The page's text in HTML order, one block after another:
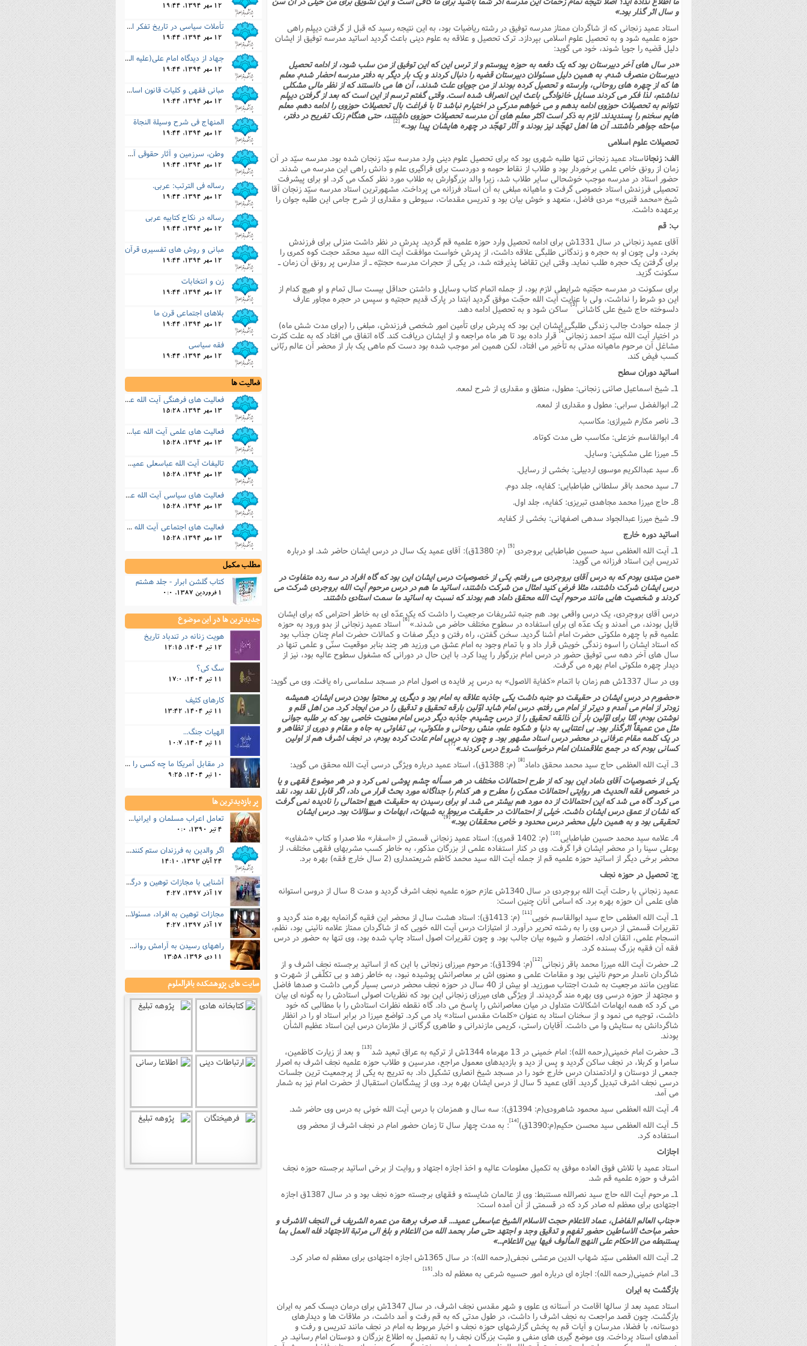
نصیریه (شیعی)
سایر فرق شیعی
و سال اثر گذار بود.»
استاد عمید زنجانى که از شاگردان ممتاز مدرسه توفیق در رشته ریاضیات بود، به این نتیجه رسید که قبل از گرفتن دیپلم راهى
حوزه علمیه شود و به تحصیل علوم اسلامى بپردازد. ترک تحصیل و علاقه به علوم دینى باعث گردید اساتید مدرسه توفیق از ایشان
دلیل قضیه را جویا شوند، خود مى گوید:
«در سال هاى آخر دبیرستان بود که یک دفعه به حوزه پیوستم و از ترس این که این توفیق از من سلب شود، از ادامه تحصیل
دبیرستان منصرف شدم. به همین دلیل مسئولان دبیرستان قضیه را دنبال کردند و یک بار دیگر به دفتر مدرسه احضار شدم. معلم
ها که از چهره هاى روحانى، وارسته و تحصیل کرده بودند از من جویاى علت شدند.، آن ها مى دانستند که از نظر مالى مشکلى
نداشتم، لذا فکر مى کردند مسایل خانوادگى باعث این انصراف شده است. وقتى گفتم ترسم از این است که بعد از گرفتن دیپلم
نتوانم به تحصیلات حوزوى ادامه بدهم و مى خواهم مدرکى در اختیارم نباشد تا با فراغت بال تحصیلات حوزوى را ادامه دهم. معلم
هایم سخنم را پسندیدند. لازم به ذکر است اکثر معلم هاى آن مدرسه تحصیلات حوزوى داشتند، حتى هنگام زنگ تفریح در دفتر،
مباحثه جواهر داشتند. آن ها اهل تهجّد نیز بودند و آثار تهجّد در چهره هایشان پیدا بود.»[2]
تحصیلات علوم اسلامى
الف: زنجاناستاد عمید زنجانى تنها طلبه شهرى بود که براى تحصیل علوم دینى وارد مدرسه سیّد زنجان شده بود. مدرسه سیّد در آن
زمان از رونق خاص علمى برخوردار بود و طلاب از نقاط حومه و دوردست براى فراگیرى علم و دانش راهى این مدرسه مى شدند.
حضور استاد در مدرسه موجب خوشحالى سایر طلاب شد، زیرا والد بزرگوارش به طلاب مورد نظر کمک مى کرد. او براى پیشرفت
تحصیلى فرزندش استاد خصوصى گرفت و ماهیانه مبلغى به آن استاد فرزانه مى پرداخت. مشهورترین استاد مدرسه سیّد زنجان آقا
شیخ «محمد قنبرى» مردى فاضل، متعهد و خوش بیان بود و تدریس مقدمات، سیوطى و مقدارى از شرح جامى این طلبه جوان را
برعهده داشت.
ب: قم
آقاى عمید زنجانى در سال 1331ش براى ادامه تحصیل وارد حوزه علمیه قم گردید. پدرش در نظر داشت منزلى براى فرزندش
بخرد، ولى چون او به حجره و زندگانى طلبگى علاقه داشت، از پدرش خواست موافقت آیت الله سید محمّد حجت کوه کمرى را
براى گرفتن یک حجره طلب نماید. وقتى این تقاضا پذیرفته شد، در یکى از حجرات مدرسه حجتیّه ـ از مدارس پر رونق آن زمان ـ
سکونت گزید.
براى سکونت در مدرسه حجّتیه شرایطى لازم بود، از جمله اتمام کتاب وسایل و داشتن حداقل بیست سال تمام و او هیچ کدام از
این دو شرط را نداشت، ولى با عنایت آیت الله حجّت موفق گردید ابتدا در پارک قدیم حجتیه و سپس در حجره مجاور عارف
دلسوخته حاج شیخ على کاشانى[3]
ساکن شود و به تحصیل ادامه دهد.
از جمله حوادث جالب زندگى طلبگى ایشان این بود که پدرش براى تأمین امور شخصى فرزندش، مبلغى را (براى مدت شش ماه)
در اختیار آیت الله سیّد احمد زنجانى[4]
قرار داده بود تا هر ماه مراجعه و از ایشان دریافت کند. گاه اتفاق مى افتاد که به علت کثرت
مشاغل آن مرحوم ماهیانه مدتى به تأخیر مى افتاد، لکن همین امر موجب شده بود دست کم ماهى یک بار از محضر آن عالم ربّانى
کسب فیض کند.
اساتید دوران سطح
1ـ شیخ اسماعیل صائنى زنجانى: مطول، منطق و مقدارى از شرح لمعه.
2ـ ابوالفضل سرابى: مطول و مقدارى از لمعه.
3ـ ناصر مکارم شیرازى: مکاسب.
4ـ ابوالقاسم خزعلى: مکاسب طى مدت کوتاه.
5ـ میرزا على مشکینى: وسایل.
6ـ سید عبدالکریم موسوى اردبیلى: بخشى از رسایل.
7ـ سید محمد باقر سلطانى طباطبایى: کفایه، جلد دوم.
8ـ حاج میرزا محمد مجاهدى تبریزى: کفایه، جلد اول.
9ـ شیخ میرزا عبدالجواد سدهى اصفهانى: بخشى از کفایه.
اساتید دوره خارج
1ـ آیت الله العظمى سید حسین طباطبایى بروجردى
[5]
(م: 1380ق): آقاى عمید یک سال در درس ایشان حاضر شد. او درباره
تدریس این استاد فرزانه مى گوید:
«من مبتدى بودم که به درس آقاى بروجردى مى رفتم. یکى از خصوصیات درس ایشان این بود که گاه افراد در سه رده متفاوت در
درس ایشان شرکت داشتند، مثلا فرض کنید امثال من شرکت داشتند، اساتید ما هم در درس مرحوم آیت الله بروجردى شرکت مى
کردند و شخصیت هایى مانند مرحوم آیت الله محقق داماد هم بودند که نسبت به اساتید ما سمت استادى داشتند.
درس آقاى بروجردى، یک درس واقعى بود. هم جنبه تشریفات مرجعیت را داشت که یک عدّه اى به خاطر احترامى که براى ایشان
قایل بودند، مى آمدند و یک عدّه اى براى استفاده در سطوح مختلف حاضر مى شدند.»[6]
استاد عمید زنجانى از بدو ورود به حوزه
علمیه قم با چهره ملکوتى حضرت امام آشنا گردید. سخن گفتن، راه رفتن و دیگر صفات و کمالات حضرت امام چنان جذاب بود
که استاد ایشان را اسوه زندگى خویش قرار داد و با تمام وجود به امام عشق مى ورزید هر چند بنابر موقعیت سنّى و علمى تنها در
سال هاى آخر دهه سى توفیق حضور در درس امام بزرگوار را پیدا کرد. با این حال در دورانى که مشغول سطوح عالیه بود، نیز از
دیدار چهره ملکوتى امام بهره مى گرفت.
وى در سال 1337ش هم زمان با اتمام «کفایة الاصول» به درس پر فایده ى اصول امام در مسجد سلماسى راه یافت. وى مى گوید:
«حضورم در درس ایشان در حقیقت دو جنبه داشت یکى جاذبه علاقه به امام بود و دیگرى پر محتوا بودن درس ایشان. همیشه
زودتر از امام مى آمدم و دیرتر از امام مى رفتم. درس امام شاید اوّلین بارقه تحقیق و تدقیق را در من ایجاد کرد. من اهل قلم و
نوشتن بودم، امّا براى اوّلین بار آن ذائقه تحقیق را از درس چشیدم. جاذبه دیگر درس امام معنویت خاصى بود که بر طلبه جوانى
مثل من عمیقاً اثرگذار بود. بى اعتنایى به دنیا و شکوه علم، منش روحانى و ملکوتى، بى تفاوتى به جاه و مقام و دورى از تظاهر و
در یک کلمه مقام عرفانى در محضر درس استاد مشهور بود. و چون به درس امام عادت کرده بودم، در نجف اشرف هم از اولین
کسانى بودم که در جمع علاقمندان امام درخواست شروع درس کردند.»[7]
3ـ آیت الله العظمى حاج سید محمد محقق داماد [8]
(م: 1388ق)، استاد عمید درباره ویژگى درسى آیت الله محقق مى گوید:
یکى از خصوصیات آقاى داماد این بود که از طرح احتمالات مختلف در هر مسأله چشم پوشى نمى کرد و در هر موضوع فقهى و یا
در خصوص فقه الحدیث هر روایتى احتمالات ممکن را مطرح و هر کدام را جداگانه مورد بحث قرار مى داد، اگر قابل نقد بود، نقد
مى کرد. گاه مى شد که این احتمالات از ده مورد هم بیشتر مى شد. او براى رسیدن به حقیقت هیچ احتمالى را نادیده نمى گرفت
که نشان از عمق درس ایشان داشت. خیلى از احتمالات در حقیقت مربوط به شبهات، ابهامات و سؤالات بود. درس ایشان
تحقیقى بود و به همین دلیل محضر درس محدود و خاص محققان بود.»[9]
4ـ علامه سید محمد حسین طباطبایى [10]
(م: 1402 قمرى): استاد عمید زنجانى قسمتى از «اسفار» ملا صدرا و کتاب «شفاى»
بوعلى سینا را در محضر ایشان فرا گرفت. وى در کنار استفاده علمى از بزرگان مذکور، به خاطر کسب مشربهاى فقهى مختلف، از
محضر برخى دیگر از اساتید حوزه علمیه قم از جمله آیت الله سید محمد کاظم شریعتمدارى (2 سال خارج فقه) بهره برد.
ج: تحصیل در حوزه نجف
عمید زنجانى با رحلت آیت الله بروجردى در سال 1340ش عازم حوزه علمیه نجف اشرف گردید و مدت 8 سال از دروس استوانه
هاى علمى آن حوزه بهره برد. که اسامى آنان چنین است:
1ـ آیت الله العظمى حاج سید ابوالقاسم خویى
[11]
(م: 1413ق): استاد هشت سال از محضر این فقیه گرانمایه بهره مند گردید و
تقریرات قسمتى از درس وى را به رشته تحریر درآورد. از امتیازات درس آیت الله خویى که از شاگردان ممتاز علامه نائینى بود، نظم،
انسجام علمى، اتقان ادله، اختصار و شیوه بیان جالب بود. و چون تقریرات اصول استاد چاپ شده بود، وى تنها به حضور در درس
فقه آن فقیه بزرگ بسنده کرد.
2ـ حضرت آیت الله میرزا محمد باقر زنجانى
[12]
(م: 1394ق): مرحوم میرزاى زنجانى با این که از اساتید برجسته نجف اشرف و از
شاگردان نامدار مرحوم نائینى بود و مقامات علمى و معنوى اش بر معاصرانش پوشیده نبود، به خاطر زهد و بى تکلّفى از شهرت و
عناوین مانند مرجعیت به شدت اجتناب مىورزید. او بیش از 40 سال در حوزه نجف محضر درسى بسیار گرمى داشت و صدها فاضل
و مجتهد از حوزه درسى وى بهره مند گردیدند. از ویژگى هاى میرزاى زنجانى این بود که نظریات اصولى استادش را به گونه اى بیان
مى کرد که همه ابهامات اشکالات متداول در میان معاصرانش را پاسخ مى داد. گاه نقطه نظرات استادش را با مطالبى که خود
داشت، توجیه مى نمود و از سخنان استاد به عنوان «کلمات مقدس استاد» یاد مى کرد. تواضع میرزا در برابر استاد او را در انظار
شاگردانش به ستایش وا مى داشت. آقایان راستى، کریمى مازندرانى و طاهرى گرگانى از ملازمان درس این استاد عظیم الشأن
بودند.
3ـ حضرت امام خمینى(رحمه الله): امام خمینى در 13 مهرماه 1344ش از ترکیه به عراق تبعید شد
[13]
و بعد از زیارت کاظمین،
سامرا و کربلا، در نجف ساکن گردید و پس از دید و بازدیدهاى معمول مراجع، مدرسین و طلاب حوزه علمیه نجف اشرف به اصرار
جمعى از دوستان و ارادتمندان درس خارج خود را در مسجد شیخ انصارى تشکیل داد. به تدریج به یکى از پرجمعیت ترین جلسات
درسى نجف اشرف تبدیل گردید. آقاى عمید 5 سال از درس ایشان بهره برد. وى از پیشگامان استقبال از حضرت امام نیز به شمار
مى آمد.
4ـ آیت الله العظمى سید محمود شاهرودى(م: 1394ق): سه سال و همزمان با درس آیت الله خوئى به درس وى حاضر شد.
5ـ آیت الله العظمى سید محسن حکیم(م:1390ق)
[14]
: به مدت چهار سال تا زمان حضور امام در نجف اشرف از محضر وى
استفاده کرد.
اجازات
استاد عمید با تلاش فوق العاده موفق به تکمیل معلومات عالیه و اخذ اجازه اجتهاد و روایت از برخى اساتید برجسته حوزه نجف
اشرف و حوزه علمیه قم شد.
1ـ مرحوم آیت الله حاج سید نصرالله مستنبط: وى از عالمان شایسته و فقهاى برجسته حوزه نجف بود و در سال 1387ق اجازه
اجتهادى براى معظم له صادر کرد که در قسمتى از آن آمده است:
«جناب العالم الفاضل، عماد الاعلام حجت الاسلام الشیخ عباسعلى عمید... قد صرف برهة من عمره الشریف فى النجف الاشرف و
حضر مباحث الاساطین حضور تفهم و تدقیق وجد و اجتهد حتى صار بحمد الله من الاعلام و بلغ الى مرتبة الاجتهاد فله العمل بما
یستنبطه من الاحکام على النهج المألوف فیها بین الاعلام...»
2ـ آیت الله العظمى سیّد شهاب الدین مرعشى نجفى(رحمه الله): در سال 1365ش اجازه اجتهادى براى معظم له صادر کرد.
3ـ امام خمینى(رحمه الله): اجازه اى درباره امور حسبیه شرعى به معظم له داد.
[15]
بازگشت به ایران
استاد عمید بعد از سالها اقامت در آستانه ى علوى و شهر مقدس نجف اشرف، در سال 1347ش براى درمان دیسک کمر به ایران
بازگشت. چون قصد مراجعت به نجف اشرف را داشت، در طول مدتى که به قم رفت و آمد داشت، در ملاقات ها و دیدارهاى
دوستانه، با فضلا، مدرسان و آیات قم به پخش گزارشهاى حوزه نجف و اخبار مربوط به امام در نجف مانند تدریس و رفت و
آمدهاى استاد پرداخت. وى موضع گیرى هاى منفى و مثبت بزرگان نجف را به تفصیل به اطلاع بزرگان و دوستان امام رسانید. در
12 مهر 1394, 19:44
تأملات سیاسى در تاریخ تفکر اسلامى
12 مهر 1394, 19:44
جهاد از دیدگاه امام على(علیه السلام) در نهج البلاغه
12 مهر 1394, 19:44
مبانى فقهى و کلیات قانون اساسى جمهورى اسلامى ایران
12 مهر 1394, 19:44
المنهاج فى شرح وسیلة النجاة
12 مهر 1394, 19:44
وطن، سرزمین و آثار حقوقى آن از دیدگاه فقه اسلامى
12 مهر 1394, 19:44
رساله فى الترتب: عربى.
12 مهر 1394, 19:44
رساله در نکاح کتابیه عربى
12 مهر 1394, 19:44
مبانى و روش هاى تفسیرى قرآن
12 مهر 1394, 19:44
زن و انتخابات
12 مهر 1394, 19:44
بلاهاى اجتماعى قرن ما
12 مهر 1394, 19:44
فقه سیاسى
12 مهر 1394, 19:44
فعالیت ها
فعالیت های فرهنگی آیت الله عباسعلی عمید زنجانی
13 مهر 1394, 15:28
فعالیت های علمی آیت الله عباسعلی عمید زنجانی
13 مهر 1394, 15:28
تالیفات آیت الله عباسعلی عمید زنجانی
13 مهر 1394, 15:28
فعالیت های سیاسی آیت الله عباسعلی عمید زنجانی
13 مهر 1394, 15:28
فعالیت های اجتماعی آیت الله عباسعلی عمید زنجانی
13 مهر 1394, 15:28
مطلب مکمل
کتاب گلشن ابرار - جلد هشتم
1 فروردین 1387, 0:0
جدیدترین ها در این موضوع
هویت زنانه در تندباد تاریخ
12 تیر 1404, 12:15
سگ کی؟
11 تیر 1404, 17:0
کارهای کثیف
11 تیر 1404, 13:42
الهیات جنگ...
11 تیر 1404, 10:7
در مقابل آمریکا ما چه کسی را داریم؟!...
10 تیر 1404, 9:25
پر بازدیدترین ها
تعامل اعراب مسلمان و ایرانیان (6) نقش امام حسن(ع) و امام حسین(ع) در فتح ایران
4 تیر 1390, 0:0
اگر والدین به فرزندان ستم کنند فرزندان چطور برخورد کنند، بطوری که هم موجب ناراحتی آنها نشود و هم بتوانند آنها را امر به معروف و نهی از منکر کنند، و اگر نصیحت تأثیر نداشت چطور باید با آنها برخورد کرد؟
24 آبان 1393, 14:10
آشنایی با مجازات توهین و درگیری با مأموران پلیس
17 آذر 1397, 4:27
مجازات‌ توهین به افراد، مسئولان، کارکنان دولتی و ضابطان قضایی چیست؟
17 آذر 1397, 4:27
راههای رسیدن به آرامش روانی از نگاه قرآن
11 دی 1396, 13:58
سایت های پژوهشکده باقرالعلوم